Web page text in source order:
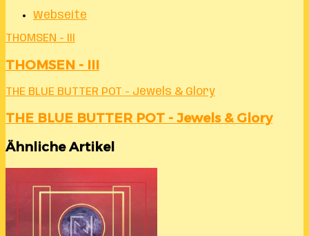
Webseite
THOMSEN - III
THOMSEN - III
THE BLUE BUTTER POT - Jewels & Glory
THE BLUE BUTTER POT - Jewels & Glory
Ähnliche Artikel